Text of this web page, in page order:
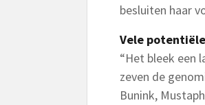
besluiten haar
Vele
“Het bleek een
zeven de
Bunink,